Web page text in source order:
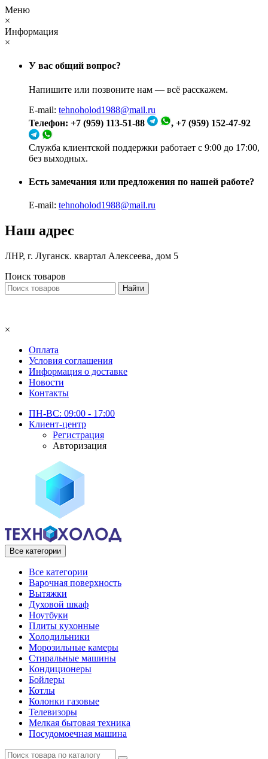
Меню
×
Информация
×
У вас общий вопрос?
Напишите или позвоните нам — всё расскажем.
E-mail: tehnoholod1988@mail.ru
Телефон: +7 (959) 113-51-88
, +7 (959) 152-47-92
Служба клиентской поддержки работает с 9:00 до 17:00,
без выходных.
Есть замечания или предложения по нашей работе?
E-mail: tehnoholod1988@mail.ru
Наш адрес
ЛНР, г. Луганск. квартал Алексеева, дом 5
Поиск товаров
×
Оплата
Условия соглашения
Информация о доставке
Новости
Контакты
ПН-ВС: 09:00 - 17:00
Клиент-центр
Регистрация
Авторизация
Все категории
Все категории
Варочная поверхность
Вытяжки
Духовой шкаф
Ноутбуки
Плиты кухонные
Холодильники
Морозильные камеры
Стиральные машины
Кондиционеры
Бойлеры
Котлы
Колонки газовые
Телевизоры
Мелкая бытовая техника
Посудомоечная машина